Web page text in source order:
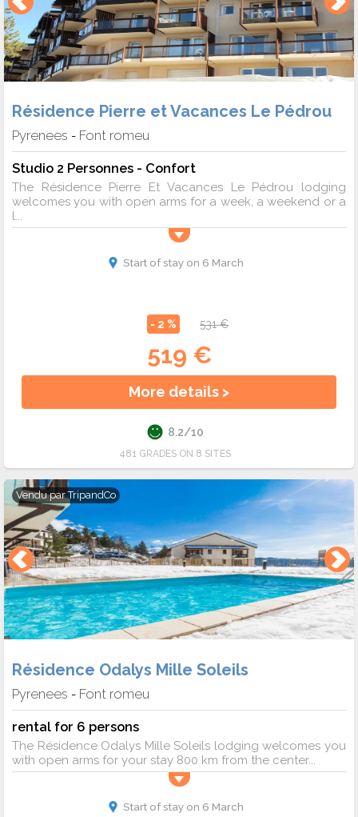
Résidence Pierre et Vacances Le Pédrou
Pyrenees - Font romeu
Studio 2 Personnes - Confort
The Résidence Pierre Et Vacances Le Pédrou lodging
welcomes you with open arms for a week, a weekend or a
l...
Start of stay on 6 March
- 2 % 531 €
519 €
More details >
8.2/10
481 GRADES ON 8 SITES
Vendu parTripandCo
Résidence Odalys Mille Soleils
Pyrenees - Font romeu
rental for 6 persons
The Résidence Odalys Mille Soleils lodging welcomes you
with open arms for your stay 800 km from the center...
Start of stay on 6 March